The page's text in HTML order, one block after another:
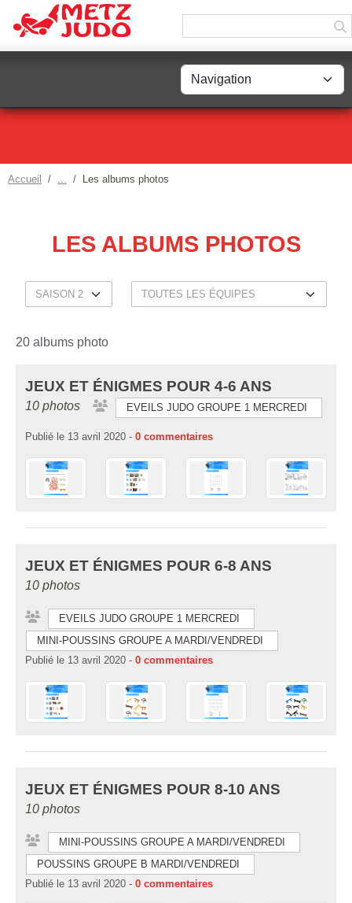
Accueil Les albums photos
LES ALBUMS PHOTOS
20 albums photo
JEUX ET ÉNIGMES POUR 4-6 ANS
10 photos EVEILS JUDO GROUPE 1 MERCREDI
Publié le 13 avril 2020 - 0 commentaires
JEUX ET ÉNIGMES POUR 6-8 ANS
10 photos
EVEILS JUDO GROUPE 1 MERCREDI
MINI-POUSSINS GROUPE A MARDI/VENDREDI
Publié le 13 avril 2020 - 0 commentaires
JEUX ET ÉNIGMES POUR 8-10 ANS
10 photos
MINI-POUSSINS GROUPE A MARDI/VENDREDI
POUSSINS GROUPE B MARDI/VENDREDI
Publié le 13 avril 2020 - 0 commentaires
Panneau de gestion des cookies